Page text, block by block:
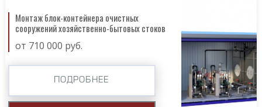
Монтаж блок-контейнера очистных
сооружений хозяйственно-бытовых стоков
от 710 000 руб.
ПОДРОБНЕЕ